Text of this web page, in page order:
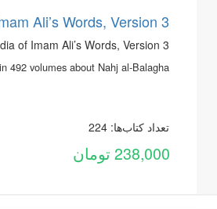
Ali’s Words, Version 3
of Imam Ali’s Words, Version 3
492 volumes about Nahj al-Balagha
تعداد کتاب‌ها: 224
238,000 تومان